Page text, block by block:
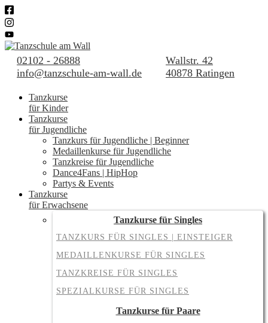
02102 - 26888
info@tanzschule-am-wall.de
Wallstr. 42
40878 Ratingen
Tanzkurse
für Kinder
Tanzkurse
für Jugendliche
Tanzkurs für Jugendliche | Beginner
Medaillenkurse für Jugendliche
Tanzkreise für Jugendliche
Dance4Fans | HipHop
Partys & Events
Tanzkurse
für Erwachsene
Tanzkurse für Singles
TANZKURS FÜR SINGLES | EINSTEIGER
MEDAILLENKURSE FÜR SINGLES
TANZKREISE FÜR SINGLES
SPEZIALKURSE FÜR SINGLES
Tanzkurse für Paare